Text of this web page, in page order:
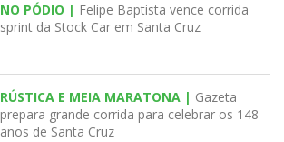
NO PÓDIO | Felipe Baptista vence corrida
sprint da Stock Car em Santa Cruz
RÚSTICA E MEIA MARATONA | Gazeta
prepara grande corrida para celebrar os 148
anos de Santa Cruz